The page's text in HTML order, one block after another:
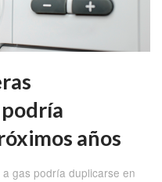
años
gas podría duplicarse en